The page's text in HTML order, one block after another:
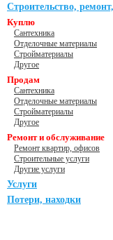
Строительство,
Куплю
Сантехника
Отделочные материалы
Стройматериалы
Другое
Продам
Сантехника
Отделочные материалы
Стройматериалы
Другое
Ремонт и обслуживание
Ремонт квартир, офисов
Строительные услуги
Другие услуги
Услуги
Потери, находки